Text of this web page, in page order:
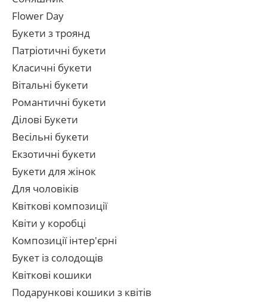
Flower Day
Букети з троянд
Патріотичні букети
Класичні букети
Вітальні букети
Романтичні букети
Ділові Букети
Весільні букети
Екзотичні букети
Букети для жінок
Для чоловіків
Квіткові композиції
Квіти у коробці
Композиції інтер'єрні
Букет із солодощів
Квіткові кошики
Подарункові кошики з квітів